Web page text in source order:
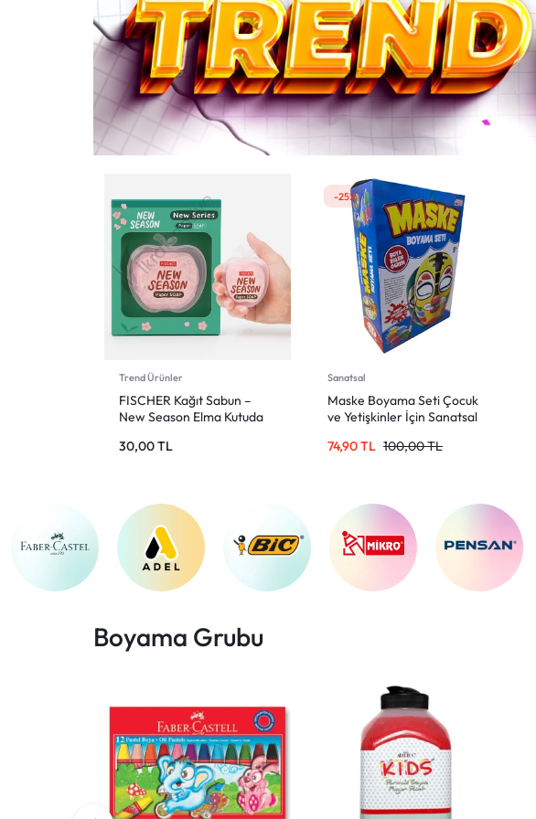
Trend Ürünler
FISCHER Kağıt Sabun –
New Season Elma Kutuda
30,00TL
-25%
Sanatsal
Maske Boyama Seti Çocuk
ve Yetişkinler İçin Sanatsal
100,00TL
74,90TL
Boyama Grubu